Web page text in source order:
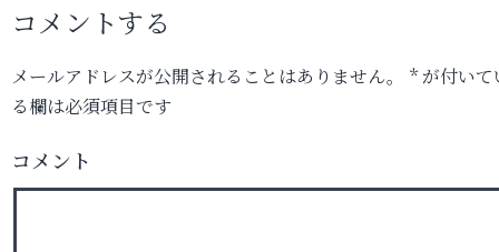
コメントする
メールアドレスが公開されることはありません。 *が付いて
る欄は必須項目です
コメント